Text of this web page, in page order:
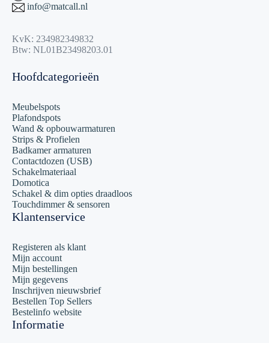
info@matcall.nl
KvK: 234982349832
Btw: NL01B23498203.01
Hoofdcategorieën
Meubelspots
Plafondspots
Wand & opbouwarmaturen
Strips & Profielen
Badkamer armaturen
Contactdozen (USB)
Schakelmateriaal
Domotica
Schakel & dim opties draadloos
Touchdimmer & sensoren
Klantenservice
Registeren als klant
Mijn account
Mijn bestellingen
Mijn gegevens
Inschrijven nieuwsbrief
Bestellen Top Sellers
Bestelinfo website
Informatie